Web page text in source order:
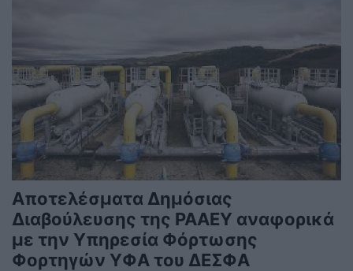
Αποτελέσματα Δημόσιας
Διαβούλευσης της ΡΑΑΕΥ αναφορικά
με την Υπηρεσία Φόρτωσης
Φορτηγών ΥΦΑ του ΔΕΣΦΑ